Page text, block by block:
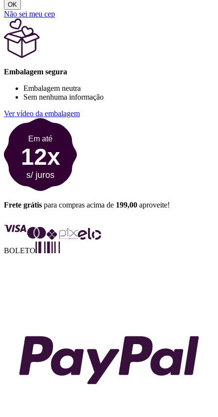
OK
Não sei meu cep
Embalagem segura
Embalagem neutra
Sem nenhuma informação
Ver vídeo da embalagem
Em até
12x
s/ juros
Frete grátis para compras acima de 199,00 aproveite!
BOLETO